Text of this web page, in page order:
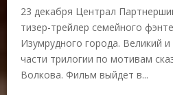
23 декабря Централ
тизер-трейлер семейного
Изумрудного города. Великий
части трилогии по мотивам
Волкова­­. Фильм выйдет в...